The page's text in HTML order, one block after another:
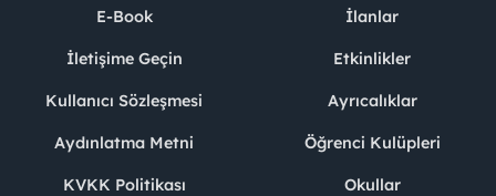
E-Book
İletişime Geçin
Kullanıcı Sözleşmesi
Aydınlatma Metni
KVKK Politikası
İlanlar
Etkinlikler
Ayrıcalıklar
Öğrenci Kulüpleri
Okullar